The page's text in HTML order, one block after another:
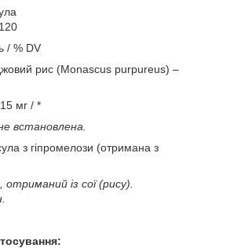
/ % DV
рис (Monascus purpureus) –
мг / *
встановлена.
з гіпромелози (отримана з
із сої (рису).